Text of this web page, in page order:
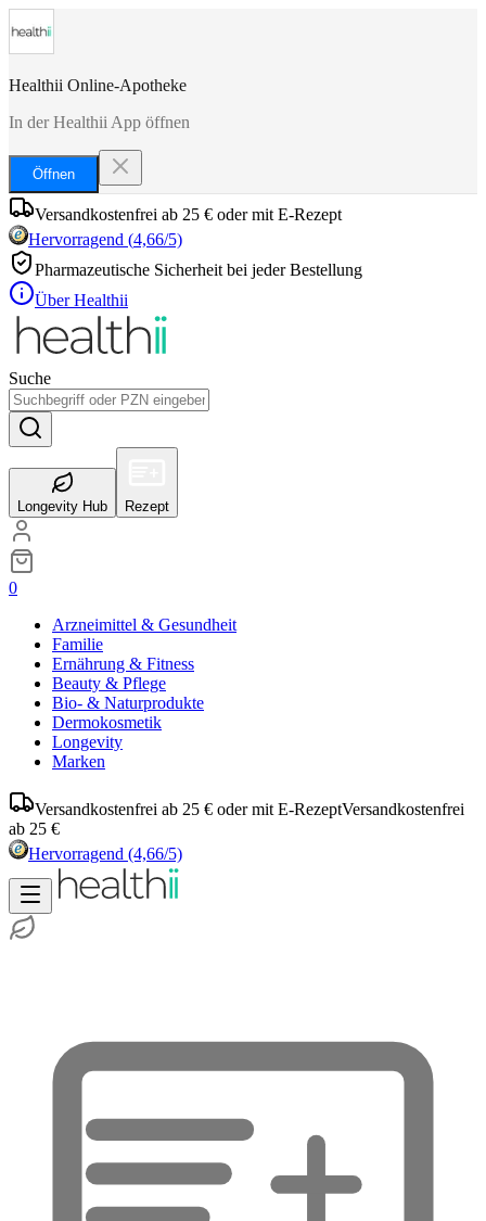
Healthii Online-Apotheke
In der Healthii App öffnen
Öffnen
Versandkostenfrei ab 25 € oder mit E-Rezept
Hervorragend (4,66/5)
Pharmazeutische Sicherheit bei jeder Bestellung
Über Healthii
Suche
Longevity Hub Rezept
0
Arzneimittel & Gesundheit
Familie
Ernährung & Fitness
Beauty & Pflege
Bio- & Naturprodukte
Dermokosmetik
Longevity
Marken
Versandkostenfrei ab 25 € oder mit E-RezeptVersandkostenfrei
ab 25 €
Hervorragend (4,66/5)